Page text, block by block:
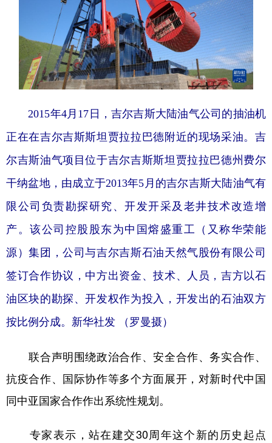
2015年4月17日，吉尔吉斯大陆油气公司的抽油机
正在在吉尔吉斯斯坦贾拉拉巴德附近的现场采油。吉
尔吉斯油气项目位于吉尔吉斯斯坦贾拉拉巴德州费尔
干纳盆地，由成立于2013年5月的吉尔吉斯大陆油气有
限公司负责勘探研究、开发开采及老井技术改造增
产。该公司控股股东为中国熔盛重工（又称华荣能
源）集团，公司与吉尔吉斯石油天然气股份有限公司
签订合作协议，中方出资金、技术、人员，吉方以石
油区块的勘探、开发权作为投入，开发出的石油双方
按比例分成。新华社发 （罗曼摄）
联合声明围绕政治合作、安全合作、务实合作、
抗疫合作、国际协作等多个方面展开，对新时代中国
同中亚国家合作作出系统性规划。
专家表示，站在建交30周年这个新的历史起点